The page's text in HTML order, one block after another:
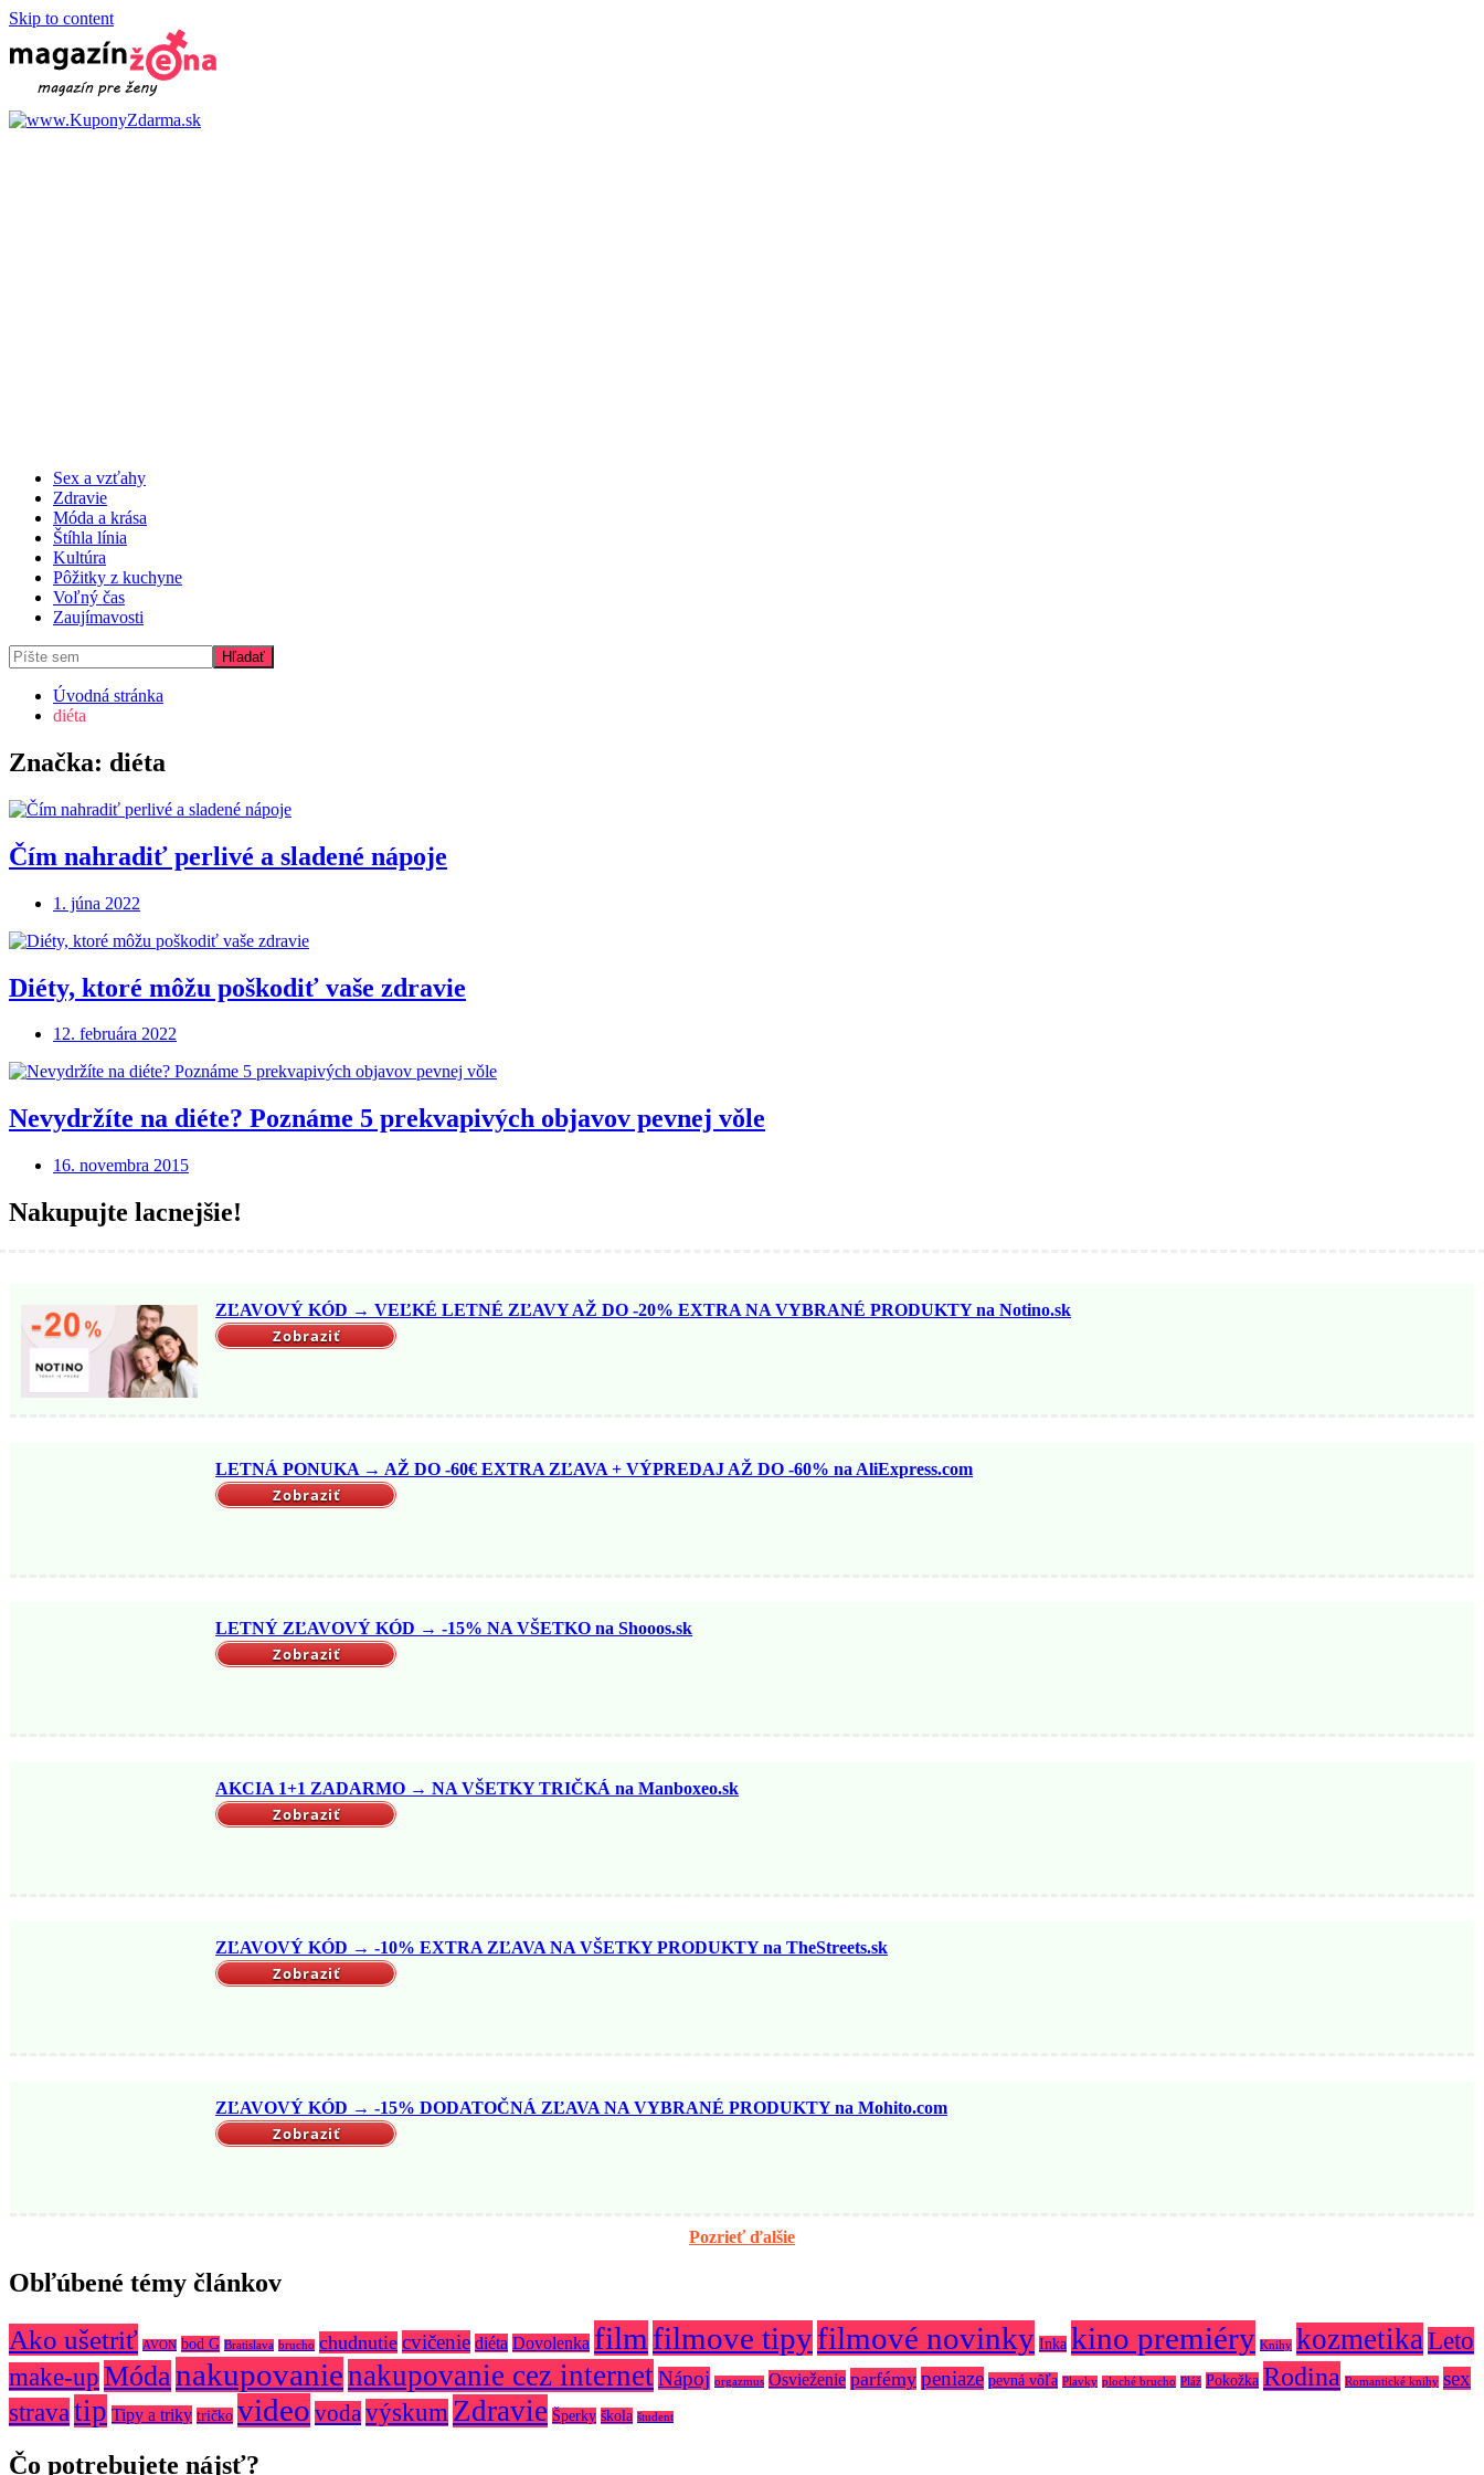
Skip to content
Sex a vzťahy
Zdravie
Móda a krása
Štíhla línia
Kultúra
Pôžitky z kuchyne
Voľný čas
Zaujímavosti
Úvodná stránka
diéta
Značka: diéta
Čím nahradiť perlivé a sladené nápoje
1. júna 2022
Diéty, ktoré môžu poškodiť vaše zdravie
12. februára 2022
Nevydržíte na diéte? Poznáme 5 prekvapivých objavov pevnej vǒle
16. novembra 2015
Nakupujte lacnejšie!
ZĽAVOVÝ KÓD → VEĽKÉ LETNÉ ZĽAVY AŽ DO -20% EXTRA NA VYBRANÉ PRODUKTY na Notino.sk
Zobraziť
LETNÁ PONUKA → AŽ DO -60€ EXTRA ZĽAVA + VÝPREDAJ AŽ DO -60% na AliExpress.com
Zobraziť
LETNÝ ZĽAVOVÝ KÓD → -15% NA VŠETKO na Shooos.sk
Zobraziť
AKCIA 1+1 ZADARMO → NA VŠETKY TRIČKÁ na Manboxeo.sk
Zobraziť
ZĽAVOVÝ KÓD → -10% EXTRA ZĽAVA NA VŠETKY PRODUKTY na TheStreets.sk
Zobraziť
ZĽAVOVÝ KÓD → -15% DODATOČNÁ ZĽAVA NA VYBRANÉ PRODUKTY na Mohito.com
Zobraziť
Pozrieť ďalšie
Obľúbené témy článkov
Ako ušetriť AVON bod G Bratislava brucho chudnutie cvičenie diéta Dovolenka film filmove tipyfilmové novinky Inka kino premiéry Knihy kozmetikaLeto
make-upMódanakupovanienakupovanie cez internetNápoj orgazmus Osvieženie parfémy peniaze pevná vôľa Plavky ploché brucho Pláž Pokožka Rodina Romantické knihy sex
stravatip Tipy a triky tričko video voda výskum Zdravie Šperky škola študent
Čo potrebujete nájsť?